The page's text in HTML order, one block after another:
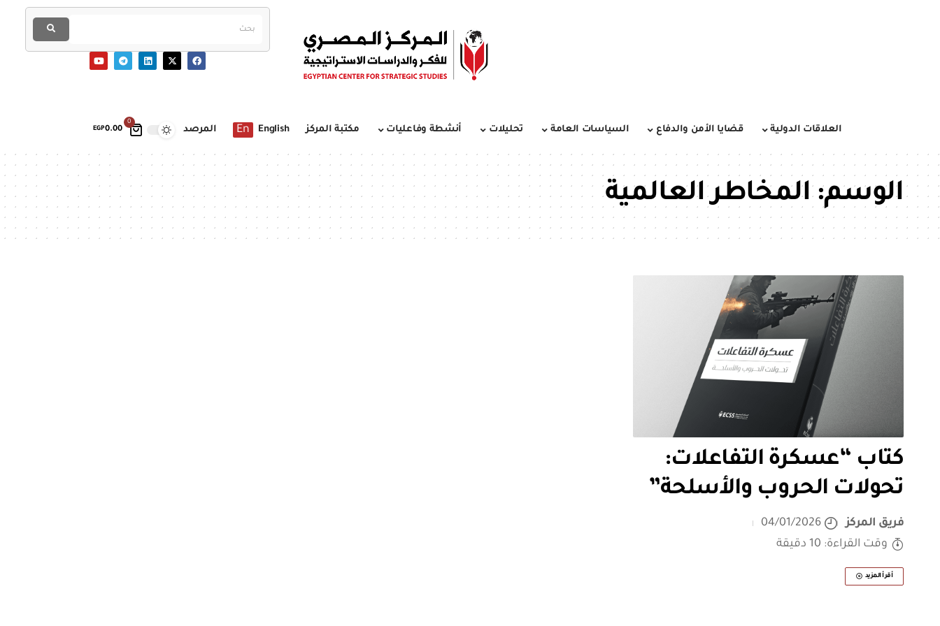
0
EGP0.00 العلاقات الدولية قضايا الأمن والدفاع السياسات العامة تحليلات أنشطة وفاعليات مكتبة المركز English
En المرصد
الوسم:المخاطر العالمية
كتاب “عسكرة التفاعلات:
تحولات الحروب والأسلحة”
فريق المركز
04/01/2026
وقت القراءة: 10 دقيقة
أقرأ المزيد